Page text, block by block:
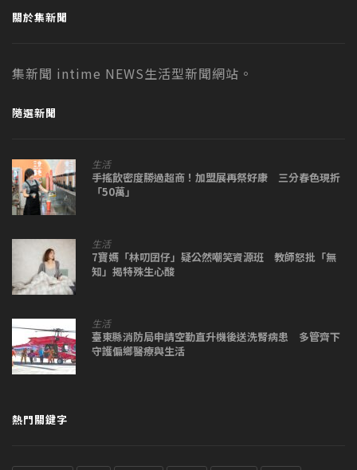
關於集新聞
集新聞 intime NEWS生活型新聞網站。
隨選新聞
生活
手搖飲密度勝過超商！加盟展再祭好康 三分春色現折
「50萬」
生活
7寶媽「林叨囝仔」疑公然嘲笑資源班 教師怒批「無
知」揭特殊生心酸
生活
臺東縣消防局申請空勤直升機後送洗腎病患 多管齊下
守護偏鄉醫療與生活
熱門關鍵字